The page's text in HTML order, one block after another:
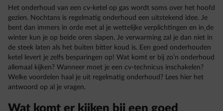
Het onderhoud van een cv-ketel op gas wordt soms over het hoofd
gezien. Nochtans is regelmatig onderhoud een uitstekend idee. Je
bent dan immers in orde met al je wettelijke verplichtingen en in de
winter kun je op beide oren slapen. Je verwarming zal je dan niet in
de steek laten als het buiten bitter koud is. Een goed onderhouden
ketel levert je zelfs besparingen op! Wat komt er bij zo’n onderhoud
allemaal kijken? Wanneer moet je een cv-technicus inschakelen?
Welke voordelen haal je uit regelmatig onderhoud? Lees hier het
antwoord op al je vragen.
Wat komt er kijken bij een goed